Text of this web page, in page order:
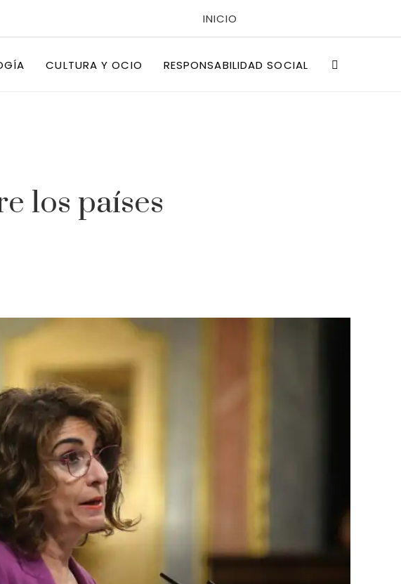
INICIO
CULTURA Y OCIO RESPONSABILIDAD SOCIAL
los países